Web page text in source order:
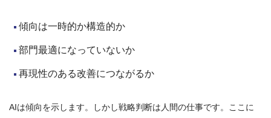
傾向は一時的か構造的か
部門最適になっていないか
再現性のある改善につながるか
AIは傾向を示します。しかし戦略判断は人間の仕事です。ここに